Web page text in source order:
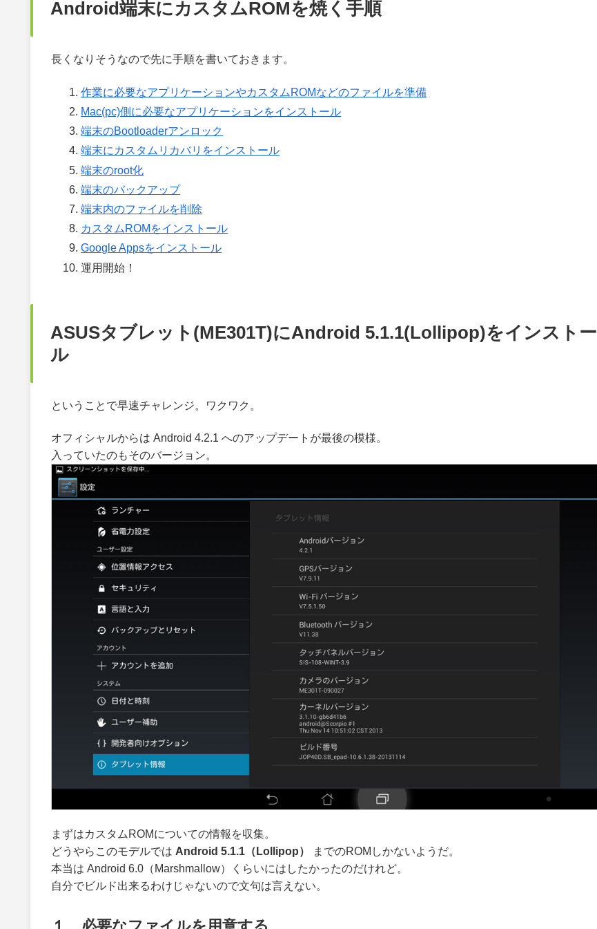
Android端末にカスタムROMを焼く手順
長くなりそうなので先に手順を書いておきます。
作業に必要なアプリケーションやカスタムROMなどのファイルを準備
Mac(pc)側に必要なアプリケーションをインストール
端末のBootloaderアンロック
端末にカスタムリカバリをインストール
端末のroot化
端末のバックアップ
端末内のファイルを削除
カスタムROMをインストール
Google Appsをインストール
運用開始！
ASUSタブレット(ME301T)にAndroid 5.1.1(Lollipop)をインストー
ル
ということで早速チャレンジ。ワクワク。
オフィシャルからは Android 4.2.1 へのアップデートが最後の模様。
入っていたのもそのバージョン。
まずはカスタムROMについての情報を収集。
どうやらこのモデルでは Android 5.1.1（Lollipop）
までのROMしかないようだ。
本当は Android 6.0（Marshmallow）くらいにはしたかったのだけれど。
自分でビルド出来るわけじゃないので文句は言えない。